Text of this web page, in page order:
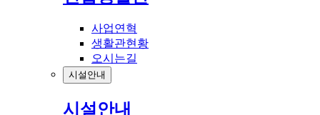
사업연혁
생활관현황
오시는길
시설안내
시설안내